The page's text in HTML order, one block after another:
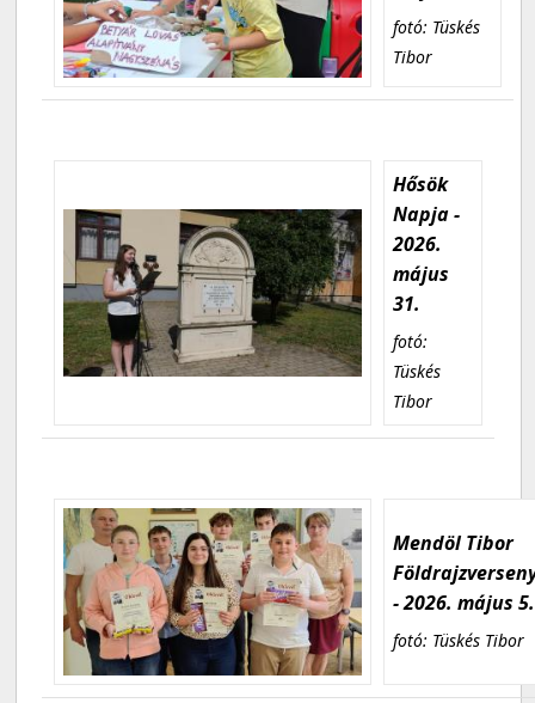
fotó: Tüskés
Tibor
Hősök
Napja -
2026.
május
31.
fotó:
Tüskés
Tibor
Mendöl Tibor
- 2026. május 5.
fotó: Tüskés Tibor